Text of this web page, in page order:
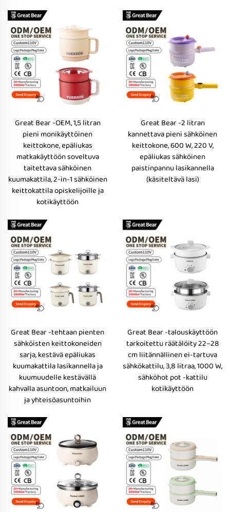
Great Bear -OEM, 1,5 litran
pieni monikäyttöinen
keittokone, epäliukas
matkakäyttöön soveltuva
taitettava sähköinen
kuumakattila, 2-in-1 sähköinen
keittokattila opiskelijoille ja
kotikäyttöön
Great Bear -2 litran
kannettava pieni sähköinen
keittokone, 600 W, 220 V,
epäliukas sähköinen
paistinpannu lasikannella
(käsiteltävä lasi)
Great Bear -tehtaan pienten
sähköisten keittokoneiden
sarja, kestävä epäliukas
kuumakattila lasikannella ja
kuumuudelle kestävällä
kahvalla asuntoon, matkailuun
ja yhteisöasuntoihin
Great Bear -talouskäyttöön
tarkoitettu räätälöity 22–28
cm liitännällinen ei-tartuva
sähkökattilu, 3,8 litraa, 1000 W,
sähköhot pot -kattilu
kotikäyttöön